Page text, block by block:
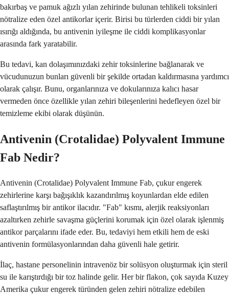
bakırbaş ve pamuk ağızlı yılan zehirinde bulunan tehlikeli toksinleri
nötralize eden özel antikorlar içerir. Birisi bu türlerden ciddi bir yılan
ısırığı aldığında, bu antivenin iyileşme ile ciddi komplikasyonlar
arasında fark yaratabilir.
Bu tedavi, kan dolaşımınızdaki zehir toksinlerine bağlanarak ve
vücudunuzun bunları güvenli bir şekilde ortadan kaldırmasına yardımcı
olarak çalışır. Bunu, organlarınıza ve dokularınıza kalıcı hasar
vermeden önce özellikle yılan zehiri bileşenlerini hedefleyen özel bir
temizleme ekibi olarak düşünün.
Antivenin (Crotalidae) Polyvalent Immune
Fab Nedir?
Antivenin (Crotalidae) Polyvalent Immune Fab, çukur engerek
zehirlerine karşı bağışıklık kazandırılmış koyunlardan elde edilen
saflaştırılmış bir antikor ilacıdır. "Fab" kısmı, alerjik reaksiyonları
azaltırken zehirle savaşma güçlerini korumak için özel olarak işlenmiş
antikor parçalarını ifade eder. Bu, tedaviyi hem etkili hem de eski
antivenin formülasyonlarından daha güvenli hale getirir.
İlaç, hastane personelinin intravenöz bir solüsyon oluşturmak için steril
su ile karıştırdığı bir toz halinde gelir. Her bir flakon, çok sayıda Kuzey
Amerika çukur engerek türünden gelen zehiri nötralize edebilen